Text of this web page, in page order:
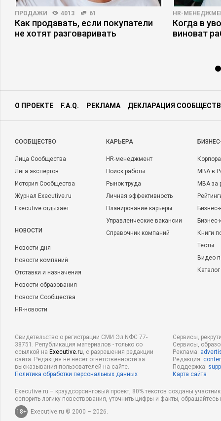
ПРОДАЖИ 4013 61
Как продавать, если покупатели
не хотят разговаривать
HR-
Когда в
виноват
О ПРОЕКТЕ F.A.Q. РЕКЛАМА ДЕКЛАРАЦИЯ
CООБЩЕСТВО
Лица Сообщества
Лига экспертов
История Сообщества
Журнал Executive.ru
Executive отдыхает
НОВОСТИ
Новости дня
Новости компаний
Отставки и назначения
Новости образования
Новости Сообщества
HR-новости
КАРЬЕРА
HR-менеджмент
Поиск работы
Рынок труда
Личная эффективность
Планирование карьеры
Управленческие вакансии
Справочник компаний
MBA в
MBA
Бизнес-
Книги
Тесты
Видео
Свидетельство о регистрации СМИ Эл NФС 77-
38751. Републикация материалов - только со
ссылкой на Executive.ru, с разрешения редакции
сайта. Редакция не несет ответственности за
высказывания пользователей на сайте.
Политика обработки персональных данных
Сервисы,
Сервисы,
Реклама:
Редакция:
Поддержка:
Карта сайта
Executive.ru – краудсорсинговый проект, 80% текстов созданы
оспорить логику повествования, уточнить цифры и факты,
18+
Executive.ru © 2000 – 2026.